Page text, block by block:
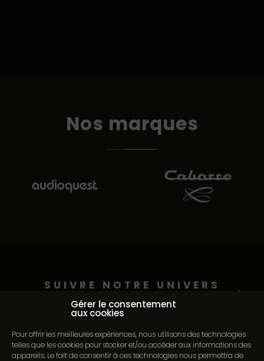
Gérer le consentement
aux cookies
Pour offrir les meilleures expériences, nous utilisons des technologies
telles que les cookies pour stocker et/ou accéder aux informations des
appareils. Le fait de consentir à ces technologies nous permettra de
Continuer sans accepter
Nos marques
SUIVRE NOTRE UNIVERS
@auditorium_pederson